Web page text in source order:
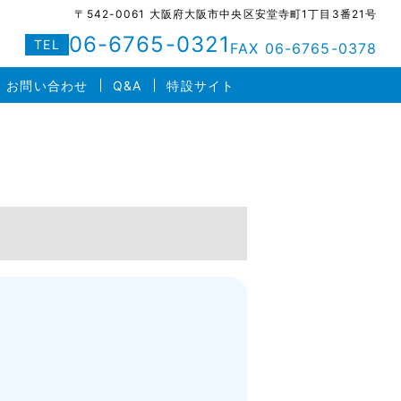
お問い合わせ Q&A 特設サイト
〒542-0061 大阪府大阪市中央区安堂寺町1丁目3番21号
TEL 06-6765-0321 FAX 06-6765-0378